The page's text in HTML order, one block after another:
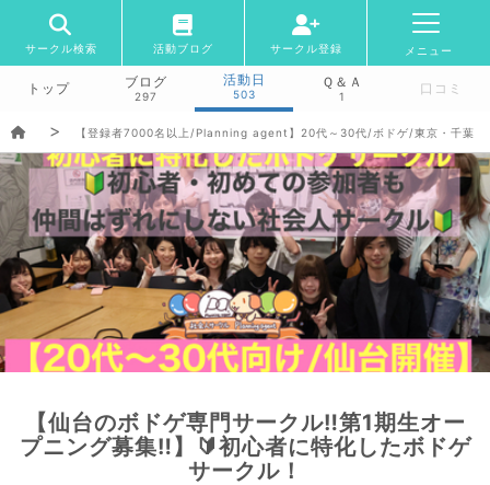
サークル検索 活動ブログ サークル登録 メニュー
トップ ブログ
297
活動日
503
Ｑ＆Ａ
1 口コミ
【登録者7000名以上/Planning agent】20代～30代/ボドゲ/東京・千葉・
【仙台のボドゲ専門サークル‼️第1期生オー
プニング募集‼️】🔰初心者に特化したボドゲ
サークル！